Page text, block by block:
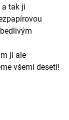
a tak ji
ji ale
všemi deseti!